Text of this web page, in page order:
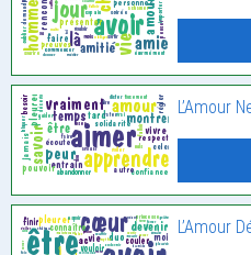
L’Amour
L’Amour